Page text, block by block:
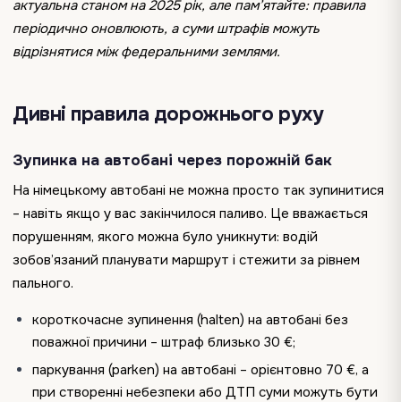
актуальна станом на 2025 рік, але пам’ятайте: правила
періодично оновлюють, а суми штрафів можуть
відрізнятися між федеральними землями.
Дивні правила дорожнього руху
Зупинка на автобані через порожній бак
На німецькому автобані не можна просто так зупинитися
– навіть якщо у вас закінчилося паливо. Це вважається
порушенням, якого можна було уникнути: водій
зобов’язаний планувати маршрут і стежити за рівнем
пального.
короткочасне зупинення (halten) на автобані без
поважної причини – штраф близько 30 €;
паркування (parken) на автобані – орієнтовно 70 €, а
при створенні небезпеки або ДТП суми можуть бути